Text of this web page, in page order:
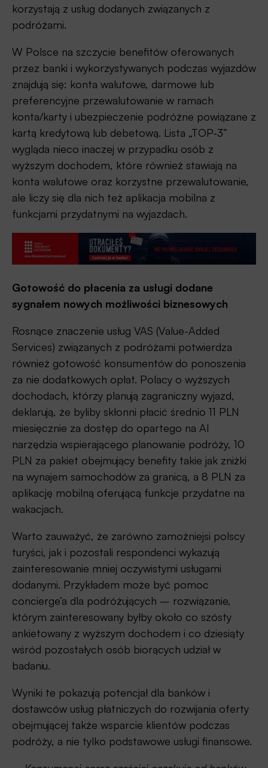
korzystają z usług dodanych związanych z
podróżami.
W Polsce na szczycie benefitów oferowanych
przez banki i wykorzystywanych podczas wyjazdów
znajdują się: konta walutowe, darmowe lub
preferencyjne przewalutowanie w ramach
konta/karty i ubezpieczenie podróżne powiązane z
kartą kredytową lub debetową. Lista „TOP-3”
wygląda nieco inaczej w przypadku osób z
wyższym dochodem, które również stawiają na
konta walutowe oraz korzystne przewalutowanie,
ale liczy się dla nich też aplikacja mobilna z
funkcjami przydatnymi na wyjazdach.
Gotowość do płacenia za usługi dodane
sygnałem nowych możliwości biznesowych
Rosnące znaczenie usług VAS (Value-Added
Services) związanych z podróżami potwierdza
również gotowość konsumentów do ponoszenia
za nie dodatkowych opłat. Polacy o wyższych
dochodach, którzy planują zagraniczny wyjazd,
deklarują, że byliby skłonni płacić średnio 11 PLN
miesięcznie za dostęp do opartego na AI
narzędzia wspierającego planowanie podróży, 10
PLN za pakiet obejmujący benefity takie jak zniżki
na wynajem samochodów za granicą, a 8 PLN za
aplikację mobilną oferującą funkcje przydatne na
wakacjach.
Warto zauważyć, że zarówno zamożniejsi polscy
turyści, jak i pozostali respondenci wykazują
zainteresowanie mniej oczywistymi usługami
dodanymi. Przykładem może być pomoc
concierge’a dla podróżujących – rozwiązanie,
którym zainteresowany byłby około co szósty
ankietowany z wyższym dochodem i co dziesiąty
wśród pozostałych osób biorących udział w
badaniu.
Wyniki te pokazują potencjał dla banków i
dostawców usług płatniczych do rozwijania oferty
obejmującej także wsparcie klientów podczas
podróży, a nie tylko podstawowe usługi finansowe.